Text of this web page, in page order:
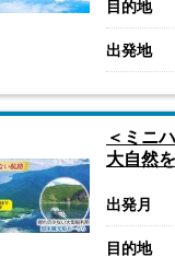
目的地
出発地
＜ミニ
大自然
出発月
目的地